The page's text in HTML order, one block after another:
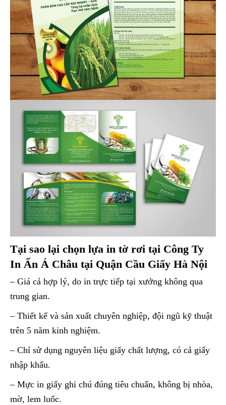
Tại sao lại chọn lựa in tờ rơi tại Công Ty
In Ấn Á Châu tại Quận Cầu Giấy Hà Nội
– Giá cả hợp lý, do in trực tiếp tại xưởng không qua
trung gian.
– Thiết kế và sản xuất chuyên nghiệp, đội ngũ kỹ thuật
trên 5 năm kinh nghiệm.
– Chỉ sử dụng nguyên liệu giấy chất lượng, có cả giấy
nhập khẩu.
– Mực in giấy ghi chú đúng tiêu chuẩn, không bị nhòa,
mờ, lem luốc.